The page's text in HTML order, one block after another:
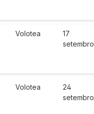
Volotea
17
setembro
Volotea
24
setembro